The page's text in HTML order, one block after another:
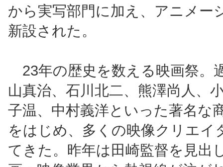
から実写部門に加え、アニメー
新設された。
23年の歴史を数える映画祭。
山真治、石川北二、熊澤尚人、
子温、中村義洋といった著名な
をはじめ、多くの映像クリエイ
てきた。昨年は田崎監督を見出